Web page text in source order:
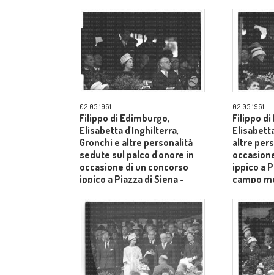
02.05.1961
Filippo di Edimburgo,
Elisabetta d'Inghilterra,
Gronchi e altre personalità
sedute sul palco d'onore in
occasione di un concorso
ippico a Piazza di Siena -
02.05.1961
Filippo di
altre
ippico a
campo